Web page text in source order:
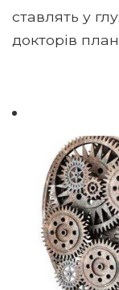
ставлять у
докторів